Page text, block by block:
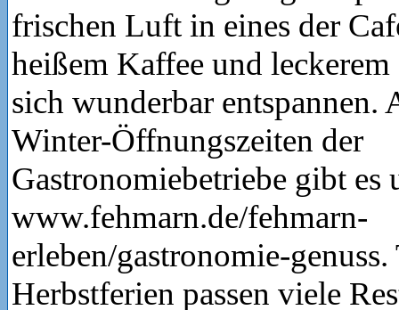
frischen Luft in eines der
heißem Kaffee und leckerem
sich wunderbar entspannen.
Winter-Öffnungszeiten der
Gastronomiebetriebe gibt es
www.fehmarn.de/fehmarn-
erleben/gastronomie-
Herbstferien passen viele